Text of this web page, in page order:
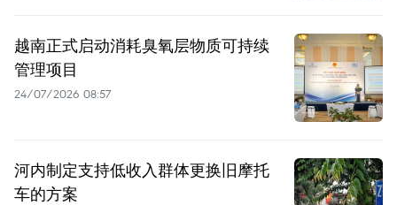
越南正式启动消耗臭氧层物质可持续
管理项目
24/07/2026 08:57
河内制定支持低收入群体更换旧摩托
车的方案